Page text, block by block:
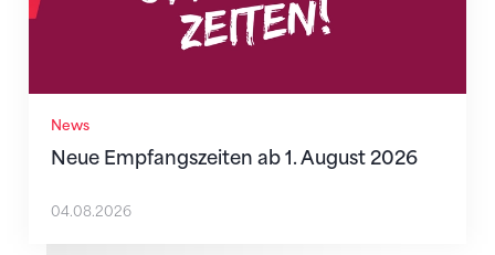
News
Neue Empfangszeiten ab 1. August 2026
04.08.2026